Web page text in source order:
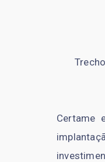
Certame